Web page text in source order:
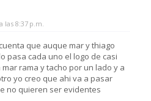
las 8:37 p.m.
que auque mar y thiago
pasa cada uno el logo de casi
rama y tacho por un lado y a
yo creo que ahi va a pasar
no quieren ser evidentes